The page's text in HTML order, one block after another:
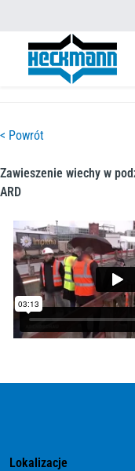
< Powrót
Zawieszenie wiechy w
ARD
Lokalizacje